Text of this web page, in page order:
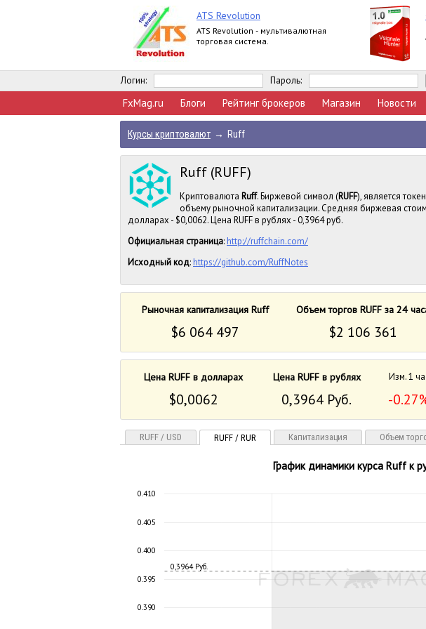
ATS Revolution
ATS Revolution - мультивалютная
торговая система.
Логин: Пароль:
FxMag.ru Блоги Рейтинг брокеров Магазин Новости
Курсы криптовалют → Ruff
Ruff (RUFF)
Криптовалюта Ruff. Биржевой символ (RUFF), является
объему рыночной капитализации. Средняя биржевая
долларах - $0,0062. Цена RUFF в рублях - 0,3964 руб.
Официальная страница: http://ruffchain.com/
Исходный код: https://github.com/RuffNotes
Рыночная капитализация Ruff Объем торгов RUFF за 24
$6 064 497 $2 106 361
Цена RUFF в долларах Цена RUFF в рублях Изм. 1
$0,0062 0,3964 Руб. -
RUFF / USD RUFF / RUR Капитализация Объем
График динамики курса Ruff к
0,3964 Руб.
0.390
0.395
0.400
0.405
0.410